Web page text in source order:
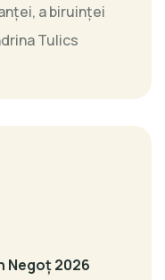
a biruinţei
Tulics
Negoț 2026